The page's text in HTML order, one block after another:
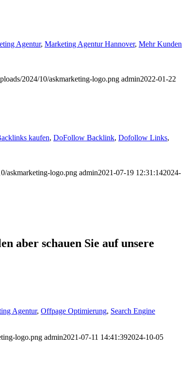
Agentur, Marketing Agentur Hannover, Mehr Kunden
2024/10/askmarketing-logo.png admin2022-01-22
kaufen, DoFollow Backlink, Dofollow Links,
askmarketing-logo.png admin2021-07-19 12:31:142024-
aber schauen Sie auf unsere
Agentur, Offpage Optimierung, Search Engine
logo.png admin2021-07-11 14:41:392024-10-05